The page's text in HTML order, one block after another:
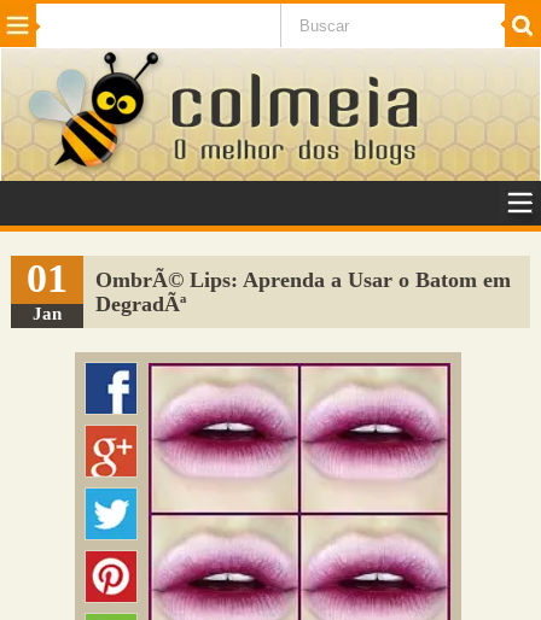
Beleza Cinema e TV
Internet Jogos NotÃ­cias SaÃºde
VeÃ­culos Adulto
Sugerir Link
Adicionar Blog
Colmeia Exchange
Perguntas Frequentes
01
Jan
OmbrÃ© Lips: Aprenda a Usar o Batom em
DegradÃª